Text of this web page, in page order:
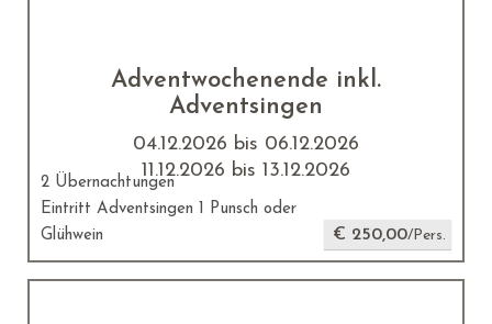
Adventwochenende inkl.
Adventsingen
04.12.2026 bis 06.12.2026
11.12.2026 bis 13.12.2026
2 Übernachtungen
Eintritt Adventsingen 1 Punsch oder
Glühwein
€ 250,00/Pers.